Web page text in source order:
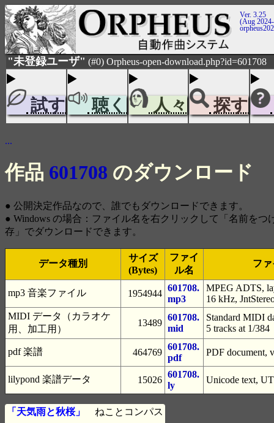
Ver. 3.25
(Aug
"未登録ユーザ" (#0) Orpheus-open-download.php?id=601708
試す 聴く 人々 探す
...
作品 601708 のダウンロード
● 公開決定作品なので、誰でもダウンロードできます。
● Windows の場合：ファイル名を右クリックして「名前をつ
存」でダウンロードできます。
データ種別
サイズ
(Bytes)
ファイ
ル名
フ
mp3 音楽ファイル 1954944
601708.
mp3
MPEG ADTS,
16 kHz,
MIDI データ（カラオケ
用、加工用）
13489
601708.
mid
Standard MIDI
5 tracks at 1/384
pdf 楽譜 464769
601708.
pdf
PDF document,
lilypond 楽譜データ 15026
601708.
ly
Unicode text,
「天気雨と秋桜」 ねことコンパス